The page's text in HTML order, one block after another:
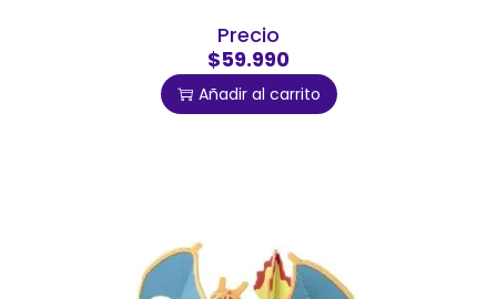
Precio
$59.990
Añadir al carrito